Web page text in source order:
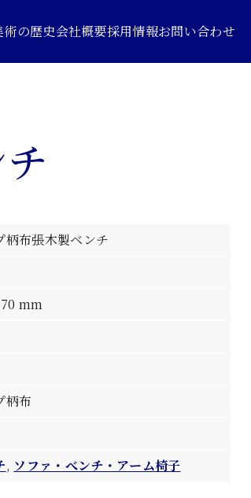
の歴史会社概要採用情報お問い合わせ
柄布張木製ベンチ
mm
柄布
, ソファ・べンチ・アーム椅子